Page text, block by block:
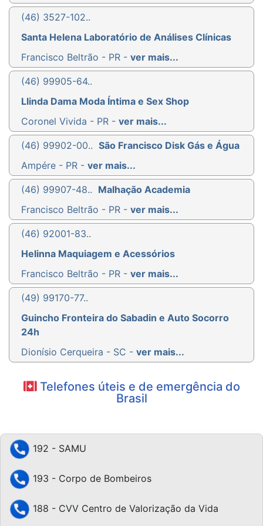
(46) 3527-102..
Santa Helena Laboratório de Análises Clínicas
Francisco Beltrão - PR - ver mais...
(46) 99905-64..
Llinda Dama Moda Íntima e Sex Shop
Coronel Vivida - PR - ver mais...
(46) 99902-00.. São Francisco Disk Gás e Água
Ampére - PR - ver mais...
(46) 99907-48.. Malhação Academia
Francisco Beltrão - PR - ver mais...
(46) 92001-83..
Helinna Maquiagem e Acessórios
Francisco Beltrão - PR - ver mais...
(49) 99170-77..
Guincho Fronteira do Sabadin e Auto Socorro
24h
Dionísio Cerqueira - SC - ver mais...
Telefones úteis e de emergência do
Brasil
192 - SAMU
193 - Corpo de Bombeiros
188 - CVV Centro de Valorização da Vida